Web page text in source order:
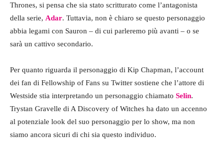
Thrones, si pensa che sia stato scritturato come l’antagonista
della serie, Adar. Tuttavia, non è chiaro se questo personaggio
abbia legami con Sauron – di cui parleremo più avanti – o se
sarà un cattivo secondario.
Per quanto riguarda il personaggio di Kip Chapman, l’account
dei fan di Fellowship of Fans su Twitter sostiene che l’attore di
Westside stia interpretando un personaggio chiamato Selin.
Trystan Gravelle di A Discovery of Witches ha dato un accenno
al potenziale look del suo personaggio per lo show, ma non
siamo ancora sicuri di chi sia questo individuo.